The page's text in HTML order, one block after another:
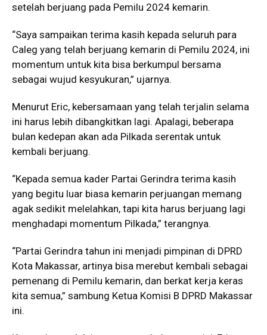
setelah berjuang pada Pemilu 2024 kemarin.
“Saya sampaikan terima kasih kepada seluruh para
Caleg yang telah berjuang kemarin di Pemilu 2024, ini
momentum untuk kita bisa berkumpul bersama
sebagai wujud kesyukuran,” ujarnya.
Menurut Eric, kebersamaan yang telah terjalin selama
ini harus lebih dibangkitkan lagi. Apalagi, beberapa
bulan kedepan akan ada Pilkada serentak untuk
kembali berjuang.
“Kepada semua kader Partai Gerindra terima kasih
yang begitu luar biasa kemarin perjuangan memang
agak sedikit melelahkan, tapi kita harus berjuang lagi
menghadapi momentum Pilkada,” terangnya.
“Partai Gerindra tahun ini menjadi pimpinan di DPRD
Kota Makassar, artinya bisa merebut kembali sebagai
pemenang di Pemilu kemarin, dan berkat kerja keras
kita semua,” sambung Ketua Komisi B DPRD Makassar
ini.